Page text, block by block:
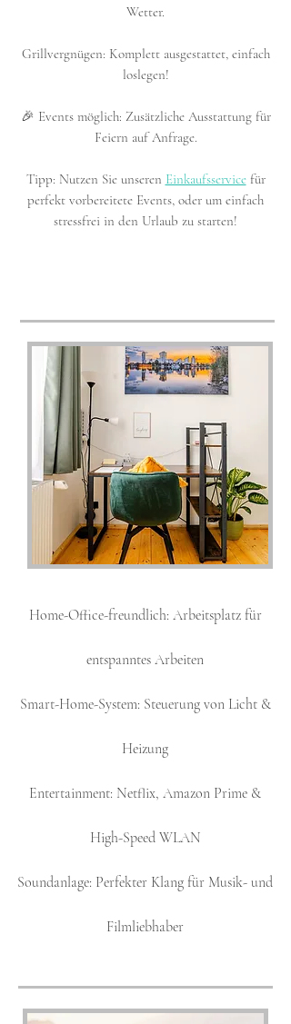
Wetter.
Grillvergnügen: Komplett ausgestattet, einfach
loslegen!
🎉 Events möglich: Zusätzliche Ausstattung für
Feiern auf Anfrage.
Tipp: Nutzen Sie unseren Einkaufsservice für
perfekt vorbereitete Events, oder um einfach
stressfrei in den Urlaub zu starten!
Home-Office-freundlich: Arbeitsplatz für
entspanntes Arbeiten​
Smart-Home-System: Steuerung von Licht &
Heizung
Entertainment: Netflix, Amazon Prime &
High-Speed WLAN
Soundanlage: Perfekter Klang für Musik- und
Filmliebhaber